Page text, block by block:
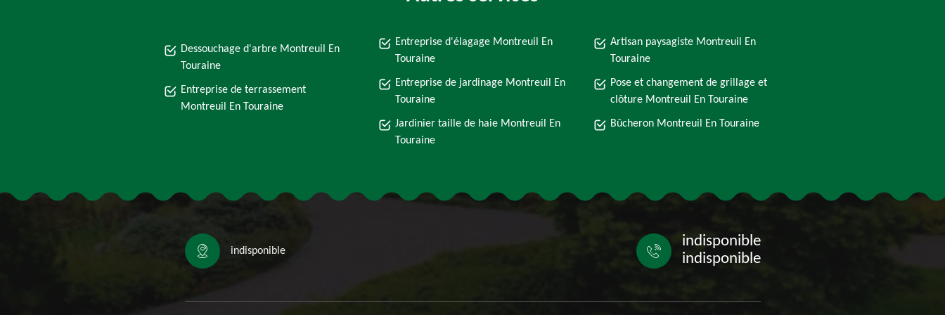
Dessouchage d'arbre Montreuil En
Touraine
Entreprise de terrassement
Montreuil En Touraine
Entreprise d'élagage Montreuil En
Touraine
Entreprise de jardinage Montreuil En
Touraine
Jardinier taille de haie Montreuil En
Touraine
Artisan paysagiste Montreuil En
Touraine
Pose et changement de grillage et
clôture Montreuil En Touraine
Bûcheron Montreuil En Touraine
indisponible
indisponible
indisponible